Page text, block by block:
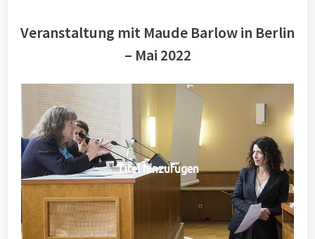
Veranstaltung mit Maude Barlow in Berlin
– Mai 2022
Titel hinzufügen